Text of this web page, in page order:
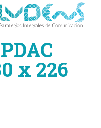
x 226